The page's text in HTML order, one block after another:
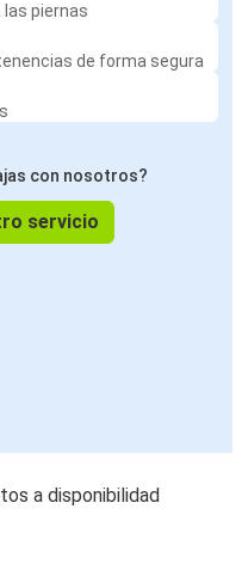
piernas
de forma segura
con nosotros?
servicio
a disponibilidad